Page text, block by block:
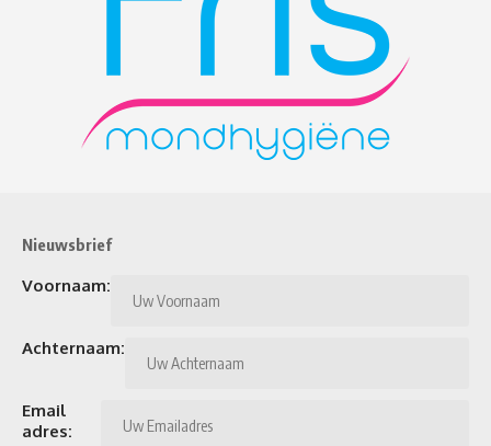
Nieuwsbrief
Voornaam:
Achternaam:
Email
adres: